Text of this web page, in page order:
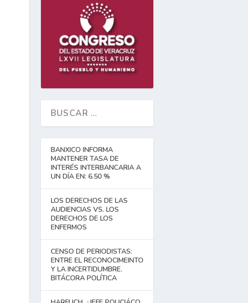
BANXICO INFORMA
MANTENER TASA DE
INTERÉS INTERBANCARIA A
UN DÍA EN: 6.50 %
LOS DERECHOS DE LAS
AUDIENCIAS VS. LOS
DERECHOS DE LOS
ENFERMOS
CENSO DE PERIODISTAS:
ENTRE EL RECONOCIMEINTO
Y LA INCERTIDUMBRE.
BITÁCORA POLÍTICA